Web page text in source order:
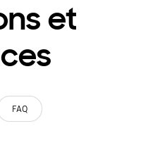
et
FAQ